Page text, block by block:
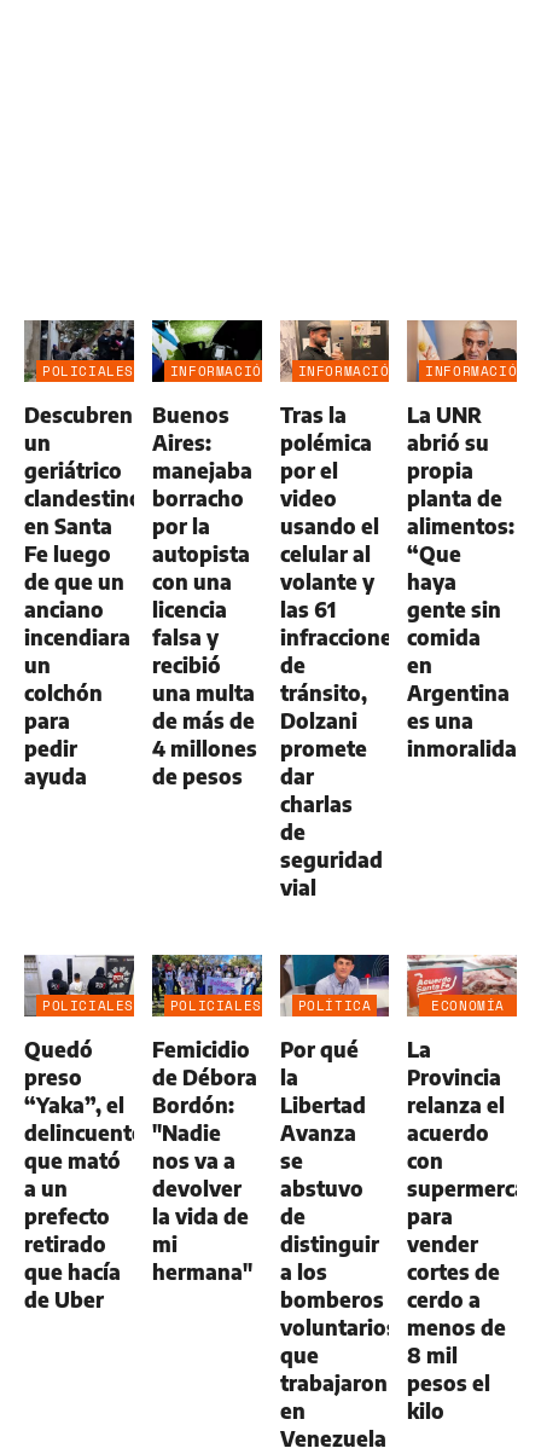
POLICIALES
Descubren
un
geriátrico
clandestino
en Santa
Fe luego
de que un
anciano
incendiara
un
colchón
para
pedir
ayuda
INFORMACIÓN
Buenos
Aires:
manejaba
borracho
por la
autopista
con una
licencia
falsa y
recibió
una multa
de más de
4 millones
de pesos
INFORMACIÓN
Tras la
polémica
por el
video
usando el
celular al
volante y
las 61
infracciones
de
tránsito,
Dolzani
promete
dar
charlas
de
seguridad
vial
INFORMACIÓN
La UNR
abrió su
propia
planta de
alimentos:
“Que
haya
gente sin
comida
en
Argentina
es una
POLICIALES
Quedó
preso
“Yaka”, el
delincuente
que mató
a un
prefecto
retirado
que hacía
de Uber
POLICIALES
Femicidio
de Débora
Bordón:
"Nadie
nos va a
devolver
la vida de
mi
hermana"
POLÍTICA
Por qué
la
Libertad
Avanza
se
abstuvo
de
distinguir
a los
bomberos
voluntarios
que
trabajaron
en
Venezuela
ECONOMÍA
La
Provincia
relanza el
acuerdo
con
para
vender
cortes de
cerdo a
menos de
8 mil
pesos el
kilo